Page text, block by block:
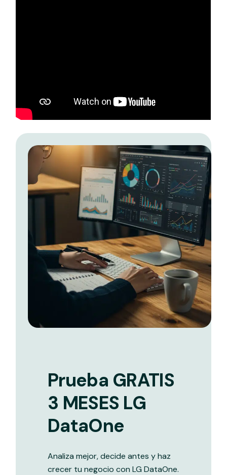
Prueba GRATIS
3 MESES LG
DataOne
Analiza mejor, decide antes y haz
crecer tu negocio con LG DataOne.